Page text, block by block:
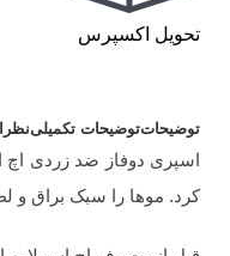
تحویل اکسپرس
توضیحاتتوضیحات تکمیلی
کرد. موها را سبک براق و